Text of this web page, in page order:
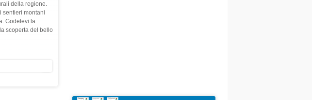
della regione.
sentieri montani
Godetevi la
scoperta del bello